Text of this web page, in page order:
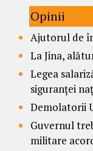
Opinii
Ajutorul de
La Jina,
Legea
siguranței
Demolatorii
Guvernul
militare